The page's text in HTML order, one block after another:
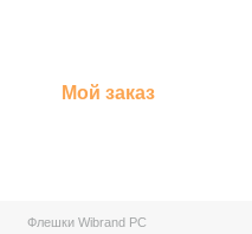
Мой заказ
Флешки Wibrand PC